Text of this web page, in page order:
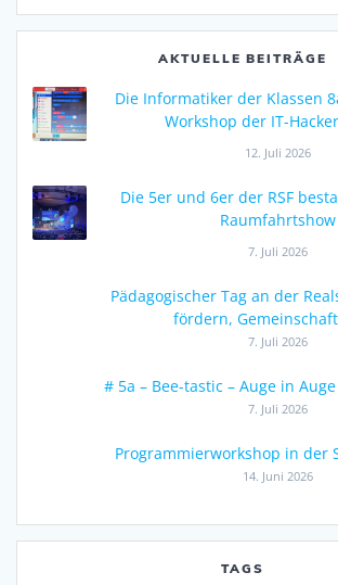
AKTUELLE BEITRÄGE
Die Informatiker der Klassen
Workshop der IT-
12. Juli 2026
Die 5er und 6er der RSF
Raumfahrtshow
7. Juli 2026
Pädagogischer Tag an der
fördern,
7. Juli 2026
# 5a – Bee-tastic – Auge in
7. Juli 2026
Programmierworkshop in der
14. Juni 2026
TAGS